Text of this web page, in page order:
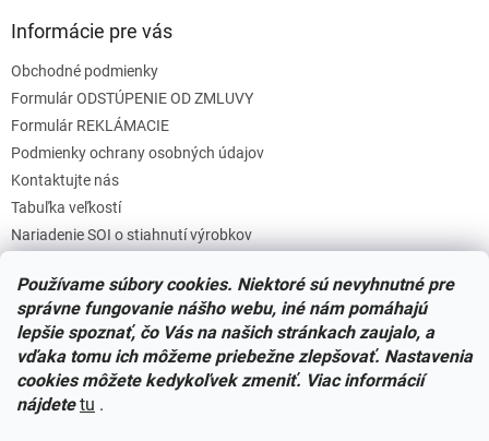
Používame súbory cookies. Niektoré sú nevyhnutné pre
správne fungovanie nášho webu, iné nám pomáhajú
lepšie spoznať, čo Vás na našich stránkach zaujalo, a
vďaka tomu ich môžeme priebežne zlepšovať. Nastavenia
cookies môžete kedykoľvek zmeniť. Viac informácií
nájdete tu .
Informácie pre vás
Obchodné podmienky
Formulár ODSTÚPENIE OD ZMLUVY
Formulár REKLÁMACIE
Podmienky ochrany osobných údajov
Kontaktujte nás
Tabuľka veľkostí
Nariadenie SOI o stiahnutí výrobkov
Zásady súborov COOKIES
Facebook